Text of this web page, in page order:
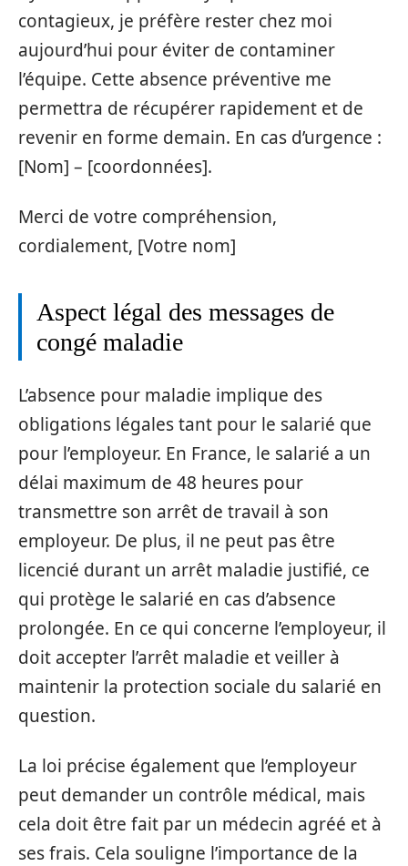
contagieux, je préfère rester chez moi
aujourd’hui pour éviter de contaminer
l’équipe. Cette absence préventive me
permettra de récupérer rapidement et de
revenir en forme demain. En cas d’urgence :
[Nom] – [coordonnées].
Merci de votre compréhension,
cordialement, [Votre nom]
Aspect légal des messages de
congé maladie
L’absence pour maladie implique des
obligations légales tant pour le salarié que
pour l’employeur. En France, le salarié a un
délai maximum de 48 heures pour
transmettre son arrêt de travail à son
employeur. De plus, il ne peut pas être
licencié durant un arrêt maladie justifié, ce
qui protège le salarié en cas d’absence
prolongée. En ce qui concerne l’employeur, il
doit accepter l’arrêt maladie et veiller à
maintenir la protection sociale du salarié en
question.
La loi précise également que l’employeur
peut demander un contrôle médical, mais
cela doit être fait par un médecin agréé et à
ses frais. Cela souligne l’importance de la